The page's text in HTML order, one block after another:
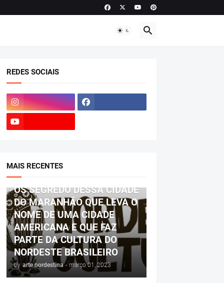
REDES SOCIAIS
MAIS RECENTES
OS SEGREDO DESSA CIDADE
DO MARANHÃO QUE LEVA O
NOME DE UMA CIDADE
AMERICANA E QUE FAZ
PARTE DA CULTURA DO
NORDESTE BRASILEIRO
by arte nordestina - março 01, 2023